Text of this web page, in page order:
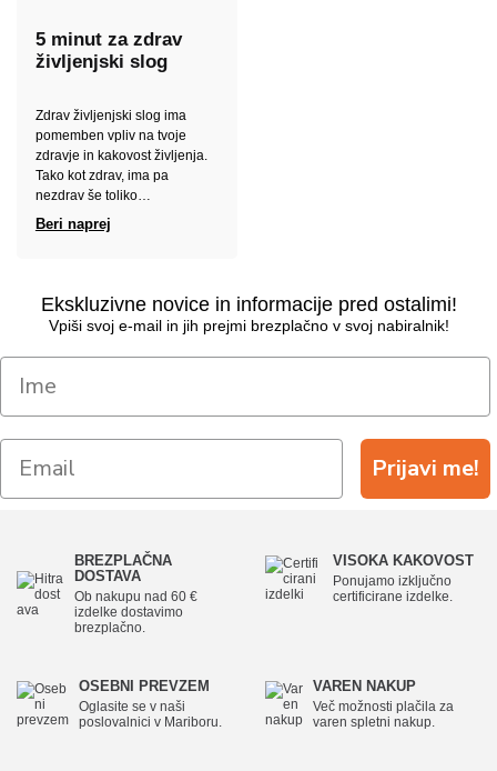
5 minut za zdrav
življenjski slog
Zdrav življenjski slog ima
pomemben vpliv na tvoje
zdravje in kakovost življenja.
Tako kot zdrav, ima pa
nezdrav še toliko…
Beri naprej
Ekskluzivne novice in informacije pred ostalimi!
Vpiši svoj e-mail in jih prejmi brezplačno v svoj nabiralnik!
Prijavi me!
BREZPLAČNA
DOSTAVA
Ob nakupu nad 60 €
izdelke dostavimo
brezplačno.
VISOKA KAKOVOST
Ponujamo izključno
certificirane izdelke.
OSEBNI PREVZEM
Oglasite se v naši
poslovalnici v Mariboru.
VAREN NAKUP
Več možnosti plačila za
varen spletni nakup.